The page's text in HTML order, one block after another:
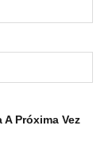
Próxima Vez